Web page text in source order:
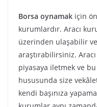
Borsa oynamak için
kurumlardır. Aracı
üzerinden ulaşabilir
araştırabilirsiniz.
piyasaya iletmek ve
hususunda size
kendi başınıza